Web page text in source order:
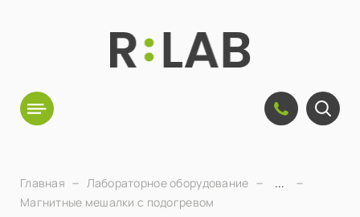
Главная Лабораторное оборудование
...
Магнитные мешалки с подогревом